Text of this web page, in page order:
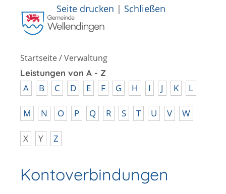
Seite drucken | Schließen
Startseite/Verwaltung
Leistungen von A - Z
A B C D E F G H I J K L
M N O P Q R S T U V W
X Y Z
Kontoverbindungen